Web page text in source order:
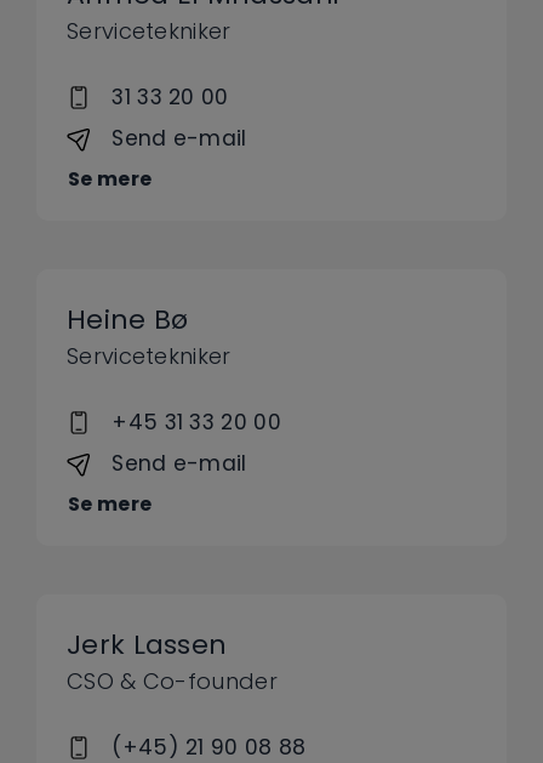
Servicetekniker
31 33 20 00
Send e-mail
Se mere
Heine Bø
Servicetekniker
+45 31 33 20 00
Send e-mail
Se mere
Jerk Lassen
CSO & Co-founder
(+45) 21 90 08 88